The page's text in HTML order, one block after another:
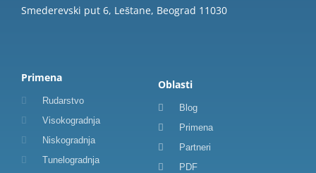
Smederevski put 6, Leštane, Beograd 11030
Primena
Rudarstvo
Visokogradnja
Niskogradnja
Tunelogradnja
Oblasti
Blog
Primena
Partneri
PDF